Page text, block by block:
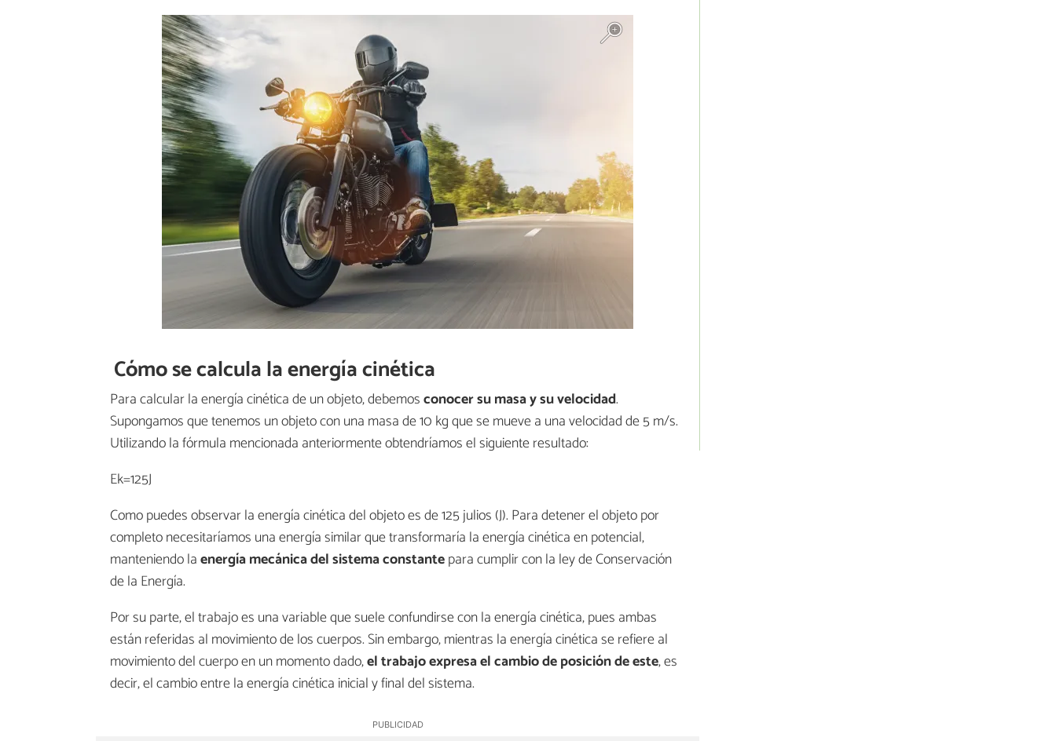
Cómo se calcula la energía cinética
Para calcular la energía cinética de un objeto, debemosconocer su masa y su velocidad.
Supongamos que tenemos un objeto con una masa de 10 kg que se mueve a una velocidad de 5 m/s.
Utilizando la fórmula mencionada anteriormente obtendríamos el siguiente resultado:
Ek=125J
Como puedes observar la energía cinética del objeto es de 125 julios (J). Para detener el objeto por
completo necesitaríamos una energía similar que transformaría la energía cinética en potencial,
manteniendo laenergía mecánica del sistema constantepara cumplir con la ley de Conservación
de la Energía.
Por su parte, el trabajo es una variable que suele confundirse con la energía cinética, pues ambas
están referidas al movimiento de los cuerpos. Sin embargo, mientras la energía cinética se refiere al
movimiento del cuerpo en un momento dado,eltrabajo expresa el cambio de posición de este, es
decir, el cambio entre la energía cinética inicial y final del sistema.